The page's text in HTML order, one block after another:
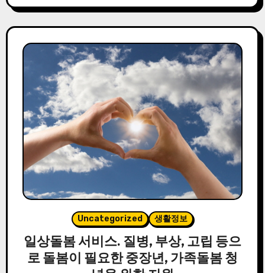
Uncategorized 생활정보
일상돌봄 서비스. 질병, 부상, 고립 등으
로 돌봄이 필요한 중장년, 가족돌봄 청